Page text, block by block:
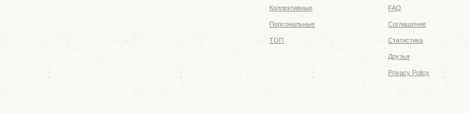
Коллективные
Персональные
ТОП
FAQ
Соглашение
Статистика
Друзья
Privacy Policy